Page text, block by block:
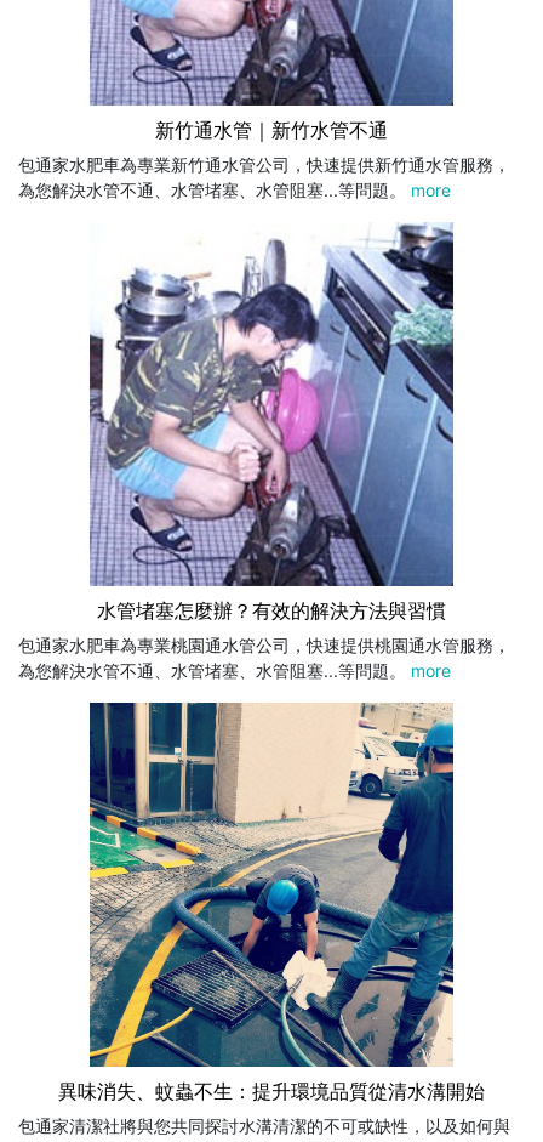
新竹通水管｜新竹水管不通
包通家水肥車為專業新竹通水管公司，快速提供新竹通水管服務，
為您解決水管不通、水管堵塞、水管阻塞...等問題。
more
水管堵塞怎麼辦？有效的解決方法與習慣
包通家水肥車為專業桃園通水管公司，快速提供桃園通水管服務，
為您解決水管不通、水管堵塞、水管阻塞...等問題。
more
異味消失、蚊蟲不生：提升環境品質從清水溝開始
包通家清潔社將與您共同探討水溝清潔的不可或缺性，以及如何與